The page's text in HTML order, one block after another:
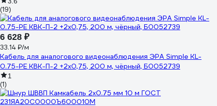
(19)
6 628 ₽
33.14 ₽/м
Кабель для аналогового видеонаблюдения ЭРА Simple KL-
0.75-PE КВК-П-2 +2x0,75, 200 м, чёрный, Б0052739
1
(1)